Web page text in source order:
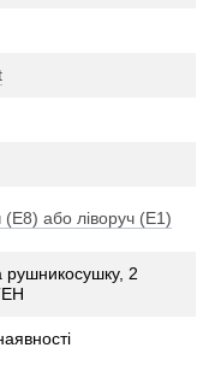
або ліворуч (E1)
рушникосушку, 2